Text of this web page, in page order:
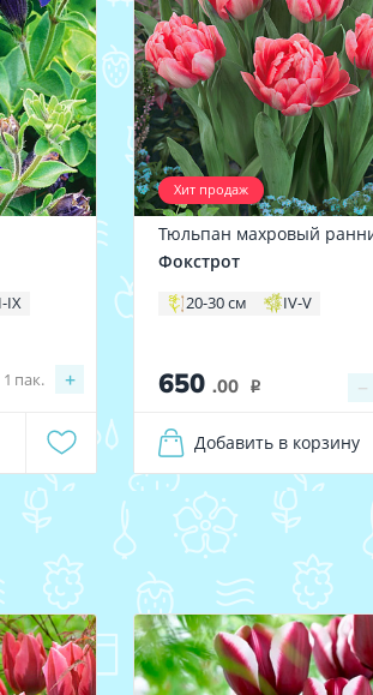
IX
+
1 пак.
Хит продаж
Тюльпан махровый
Фокстрот
20-30 см IV-V
650 .00 i −
Добавить в корзину